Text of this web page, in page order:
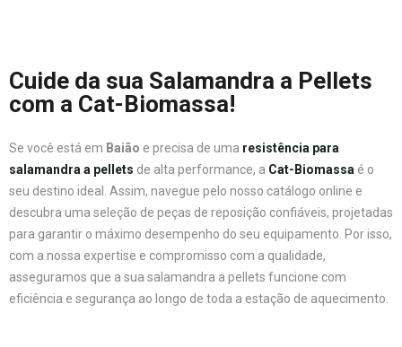
Cuide da sua Salamandra a Pellets
com a Cat-Biomassa!
Se você está em Baião e precisa de uma resistência para
salamandra a pellets de alta performance, a Cat-Biomassa é o
seu destino ideal. Assim, navegue pelo nosso catálogo online e
descubra uma seleção de peças de reposição confiáveis, projetadas
para garantir o máximo desempenho do seu equipamento. Por isso,
com a nossa expertise e compromisso com a qualidade,
asseguramos que a sua salamandra a pellets funcione com
eficiência e segurança ao longo de toda a estação de aquecimento.